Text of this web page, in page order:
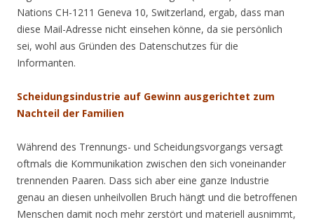
Nations CH-1211 Geneva 10, Switzerland, ergab, dass man
diese Mail-Adresse nicht einsehen könne, da sie persönlich
sei, wohl aus Gründen des Datenschutzes für die
Informanten.
Scheidungsindustrie auf Gewinn ausgerichtet zum
Nachteil der Familien
Während des Trennungs- und Scheidungsvorgangs versagt
oftmals die Kommunikation zwischen den sich voneinander
trennenden Paaren. Dass sich aber eine ganze Industrie
genau an diesen unheilvollen Bruch hängt und die betroffenen
Menschen damit noch mehr zerstört und materiell ausnimmt,